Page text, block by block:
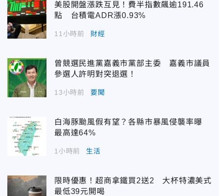
美股開盤漲跌互見！費半指數飆逾191.46
點 台積電ADR漲0.93%
11小時前 財經
曾競選民進黨嘉義市黨部主委 嘉義市議員
參選人許明對突退選！
13小時前 要聞
白海豚颱風假有望？各縣市暴風侵襲率曝
最高達64%
1小時前 生活
限時優惠！超商拿鐵買2送2 大杯特濃美式
最低39元開喝